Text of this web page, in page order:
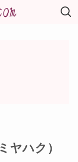
ヤハク）